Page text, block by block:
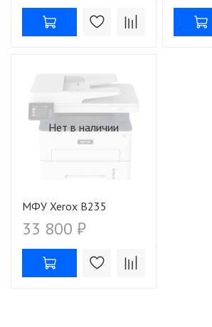
Нет в наличии
МФУ Xerox B235
33 800 ₽